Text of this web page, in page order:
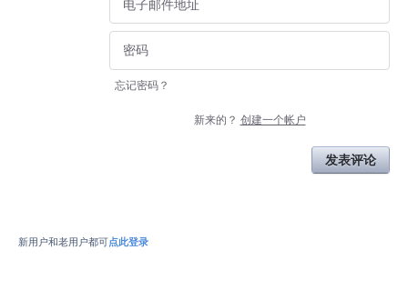
忘记密码？
新来的？ 创建一个帐户
发表评论
新用户和老用户都可点此登录